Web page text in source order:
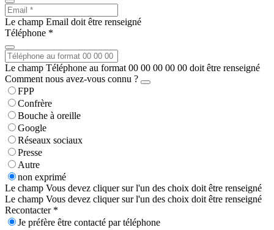
Le champ Email doit être renseigné
Téléphone *
Le champ Téléphone au format 00 00 00 00 00 doit être renseigné
Comment nous avez-vous connu ?
FPP
Confrère
Bouche à oreille
Google
Réseaux sociaux
Presse
Autre
non exprimé
Le champ Vous devez cliquer sur l'un des choix doit être renseigné
Le champ Vous devez cliquer sur l'un des choix doit être renseigné
Recontacter *
Je préfère être contacté par téléphone